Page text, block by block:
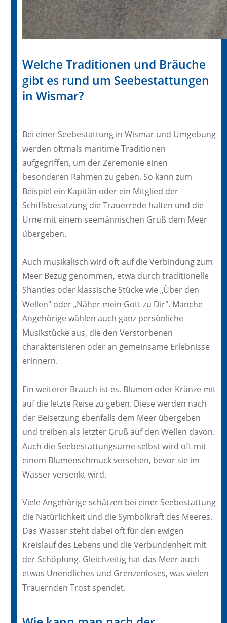
Welche Traditionen und Bräuche
gibt es rund um Seebestattungen
in Wismar?
Bei einer Seebestattung in Wismar und Umgebung
werden oftmals maritime Traditionen
aufgegriffen, um der Zeremonie einen
besonderen Rahmen zu geben. So kann zum
Beispiel ein Kapitän oder ein Mitglied der
Schiffsbesatzung die Trauerrede halten und die
Urne mit einem seemännischen Gruß dem Meer
übergeben.
Auch musikalisch wird oft auf die Verbindung zum
Meer Bezug genommen, etwa durch traditionelle
Shanties oder klassische Stücke wie „Über den
Wellen" oder „Näher mein Gott zu Dir". Manche
Angehörige wählen auch ganz persönliche
Musikstücke aus, die den Verstorbenen
charakterisieren oder an gemeinsame Erlebnisse
erinnern.
Ein weiterer Brauch ist es, Blumen oder Kränze mit
auf die letzte Reise zu geben. Diese werden nach
der Beisetzung ebenfalls dem Meer übergeben
und treiben als letzter Gruß auf den Wellen davon.
Auch die Seebestattungsurne selbst wird oft mit
einem Blumenschmuck versehen, bevor sie im
Wasser versenkt wird.
Viele Angehörige schätzen bei einer Seebestattung
die Natürlichkeit und die Symbolkraft des Meeres.
Das Wasser steht dabei oft für den ewigen
Kreislauf des Lebens und die Verbundenheit mit
der Schöpfung. Gleichzeitig hat das Meer auch
etwas Unendliches und Grenzenloses, was vielen
Trauernden Trost spendet.